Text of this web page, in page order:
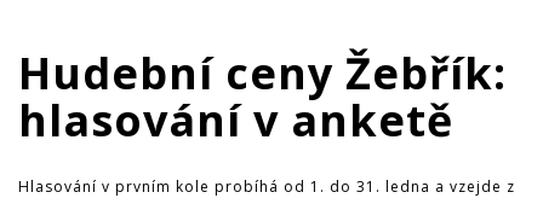
Hudební ceny Žebřík:
hlasování v anketě
Hlasování v prvním kole probíhá od 1. do 31. ledna a vzejde z